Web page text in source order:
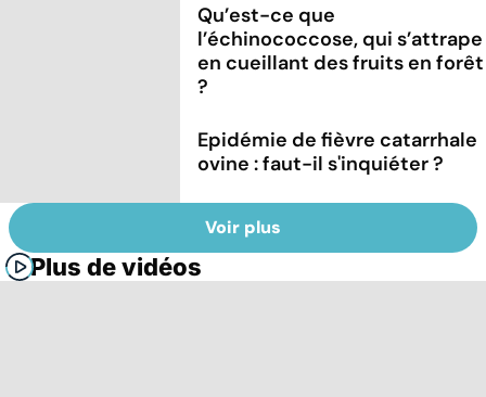
Qu’est-ce que
l’échinococcose, qui s’attrape
en cueillant des fruits en forêt
?
Epidémie de fièvre catarrhale
ovine : faut-il s'inquiéter ?
Voir plus
Plus de vidéos